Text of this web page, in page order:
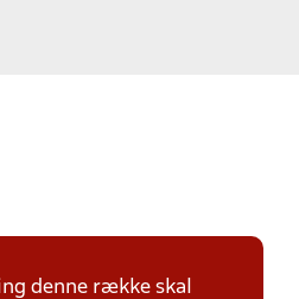
denne række skal